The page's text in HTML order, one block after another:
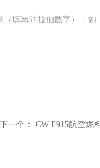
（填写阿拉伯数字），如
下一个： CW-F915航空燃